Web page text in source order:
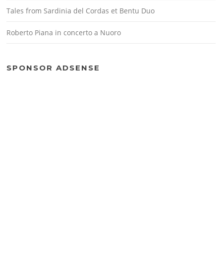
Tales from Sardinia del Cordas et Bentu Duo
Roberto Piana in concerto a Nuoro
SPONSOR ADSENSE